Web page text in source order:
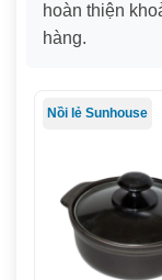
hoàn thiện
hàng.
Nồi lẻ Sunhouse